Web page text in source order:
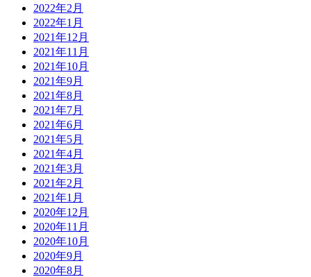
2022年2月
2022年1月
2021年12月
2021年11月
2021年10月
2021年9月
2021年8月
2021年7月
2021年6月
2021年5月
2021年4月
2021年3月
2021年2月
2021年1月
2020年12月
2020年11月
2020年10月
2020年9月
2020年8月